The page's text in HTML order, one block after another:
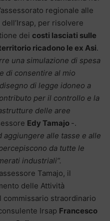
regionale alle
per risolvere
dei costi lasciati sulle
ricadono le ex Asi.
una simulazione di spesa
di consentire al mio
di legge idoneo a
per il controllo e la
delle aree
Edy Tamajo -.
aggiungere alle tasse e alle
da tutte le
industriali”.
Tamajo, il
delle Attività
commissario straordinario
Irsap Francesco